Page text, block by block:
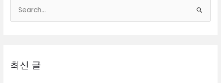
색
최신 글